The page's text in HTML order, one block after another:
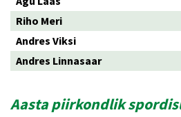
Riho Meri
Andres Viksi
Andres Linnasaar
Aasta piirkondlik